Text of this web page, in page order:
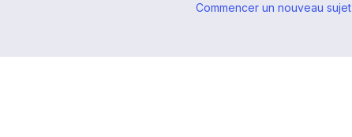
Commencer un nouveau sujet